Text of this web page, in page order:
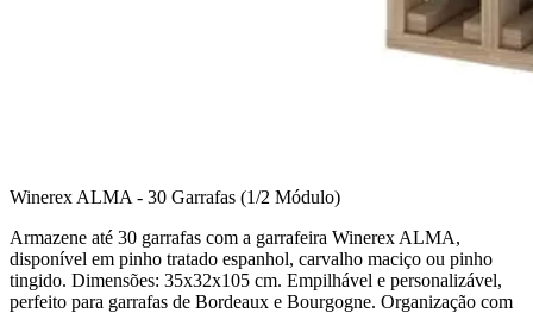
Winerex ALMA - 30 Garrafas (1/2 Módulo)
Armazene até 30 garrafas com a garrafeira Winerex ALMA,
disponível em pinho tratado espanhol, carvalho maciço ou pinho
tingido. Dimensões: 35x32x105 cm. Empilhável e personalizável,
perfeito para garrafas de Bordeaux e Bourgogne. Organização com